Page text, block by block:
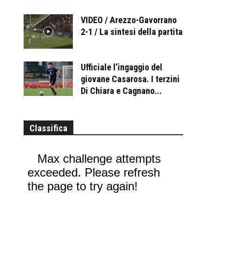
VIDEO / Arezzo-Gavorrano
2-1 / La sintesi della partita
Ufficiale l’ingaggio del
giovane Casarosa. I terzini
Di Chiara e Cagnano...
Classifica